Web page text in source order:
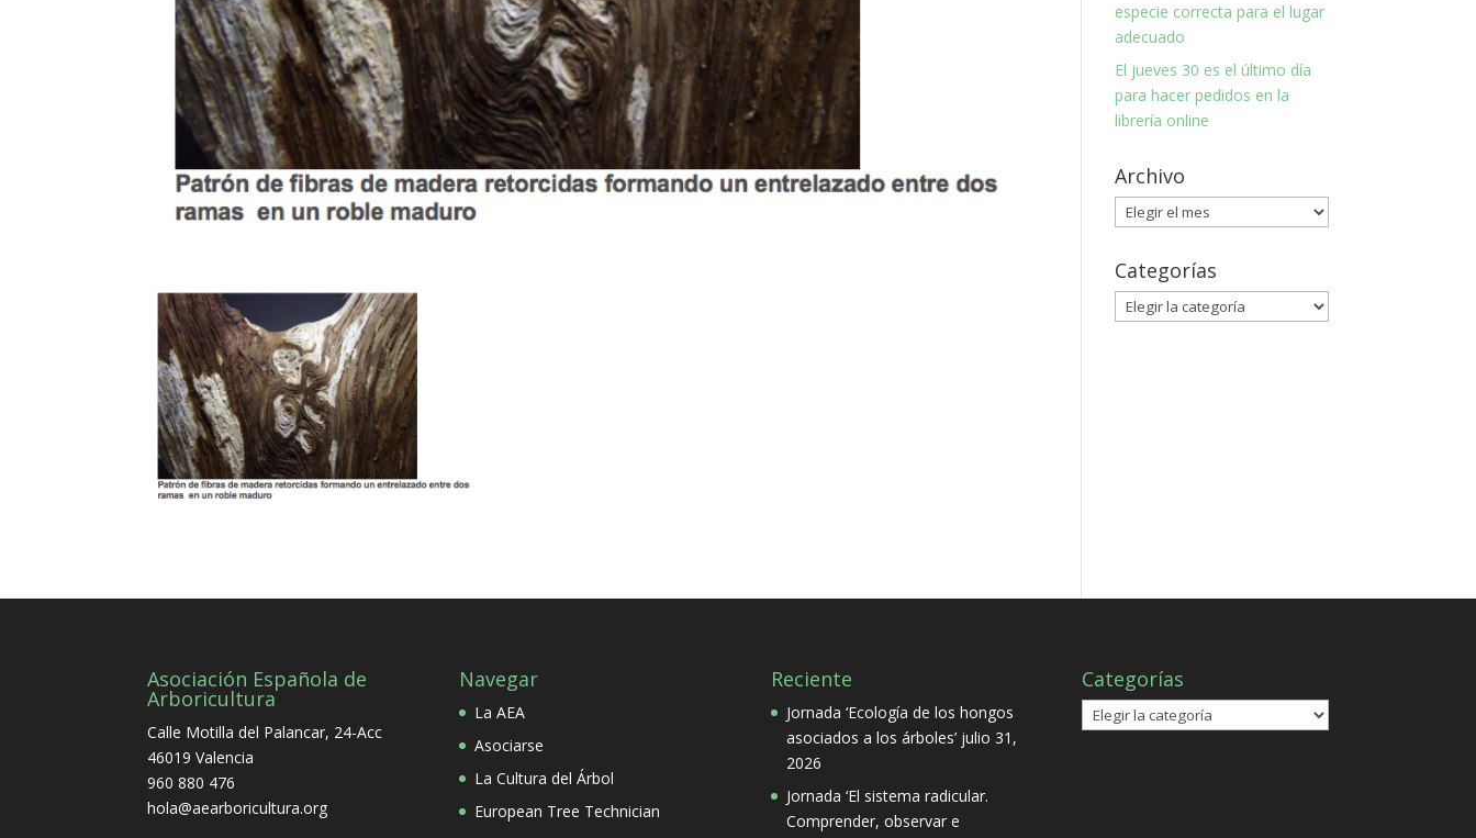
especie correcta para el lugar
adecuado
El jueves 30 es el último día
para hacer pedidos en la
librería online
Archivo
Archivo
Categorías
Categorías
Asociación Española de
Arboricultura
Calle Motilla del Palancar, 24-Acc
46019 Valencia
960 880 476
hola@aearboricultura.org
Navegar
La AEA
Asociarse
La Cultura del Árbol
European Tree Technician
Reciente
Jornada ‘Ecología de los hongos
asociados a los árboles’ julio 31,
2026
Jornada ‘El sistema radicular.
Comprender, observar e
Categorías
Categorías